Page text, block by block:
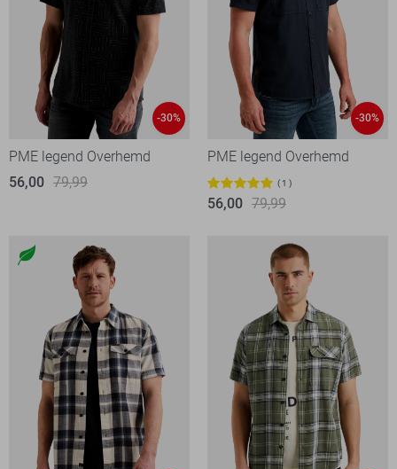
-30%
PME legend Overhemd
56,00 79,99
-30%
PME legend Overhemd
1
56,00 79,99